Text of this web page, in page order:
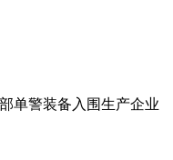
单警装备入围生产企业